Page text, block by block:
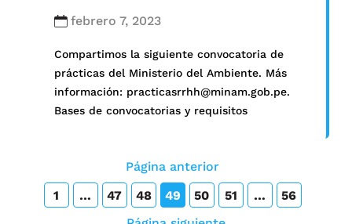
febrero 7, 2023
Compartimos la siguiente convocatoria de
prácticas del Ministerio del Ambiente. Más
información: practicasrrhh@minam.gob.pe.
Bases de convocatorias y requisitos
Página anterior
1
… 47 48 49 50 51 …
56